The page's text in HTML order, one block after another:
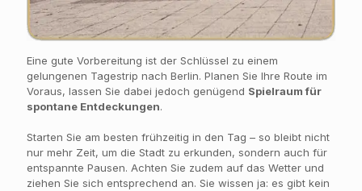
Eine gute Vorbereitung ist der Schlüssel zu einem
gelungenen Tagestrip nach Berlin. Planen Sie Ihre Route im
Voraus, lassen Sie dabei jedoch genügend Spielraum für
spontane Entdeckungen.
Starten Sie am besten frühzeitig in den Tag – so bleibt nicht
nur mehr Zeit, um die Stadt zu erkunden, sondern auch für
entspannte Pausen. Achten Sie zudem auf das Wetter und
ziehen Sie sich entsprechend an. Sie wissen ja: es gibt kein